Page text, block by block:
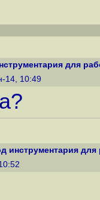
для
14, 10:49
инструментария